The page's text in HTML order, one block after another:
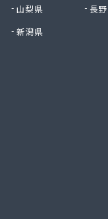
部/
浅野産業株式
浅野産業株式
浅野産業株式
大内石油株式
山梨県
長
新潟県